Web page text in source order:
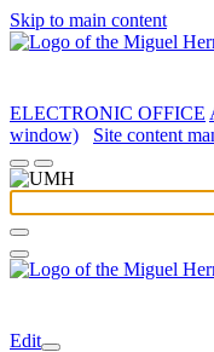
Skip to main content
ELECTRONIC OFFICE
window)
Site content
Edit